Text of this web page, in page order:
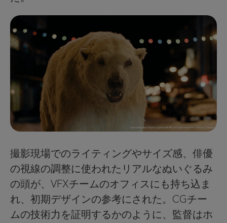
撮影現場でのライティングやサイズ感、俳優
の視線の調整に使われたリアルなぬいぐるみ
の頭が、VFXチームのオフィスにも持ち込ま
れ、初期デザインの参考にされた。CGチー
ムの技術力を証明するかのように、監督はホ